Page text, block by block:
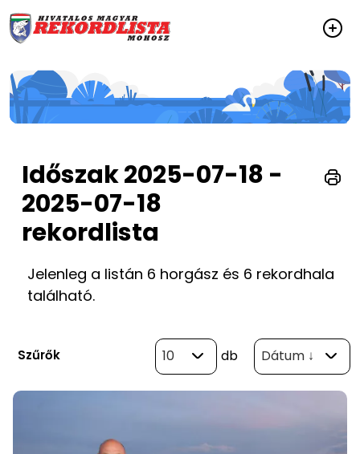
Időszak 2025-07-18 -
2025-07-18
rekordlista
Jelenleg a listán 6 horgász és 6 rekordhala
található.
Szűrők 10 db Dátum ↓